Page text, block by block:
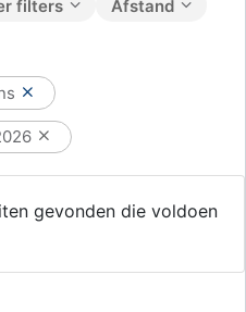
Afstand
filters
gevonden die voldoen